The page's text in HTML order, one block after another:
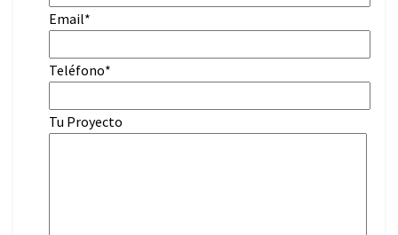
Email*
Teléfono*
Tu Proyecto